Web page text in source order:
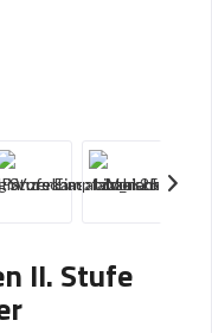
II. Stufe